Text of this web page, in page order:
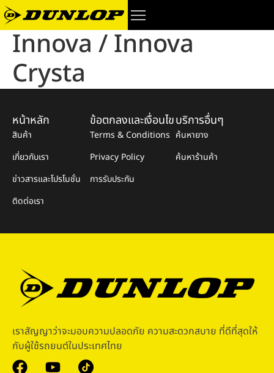
Innova / Innova
Crysta
เราสัญญาว่าจะมอบความปลอดภัย ความสะดวกสบาย ที่ดีที่สุดให้
กับผู้ใช้รถยนต์ในประเทศไทย
หน้าหลัก
สินค้า
เกี่ยวกับเรา
ข่าวสารและโปรโมชั่น
ติดต่อเรา
ข้อตกลงและเงื่อนไข
Terms & Conditions
Privacy Policy
การรับประกัน
บริการอื่นๆ
ค้นหายาง
ค้นหาร้านค้า